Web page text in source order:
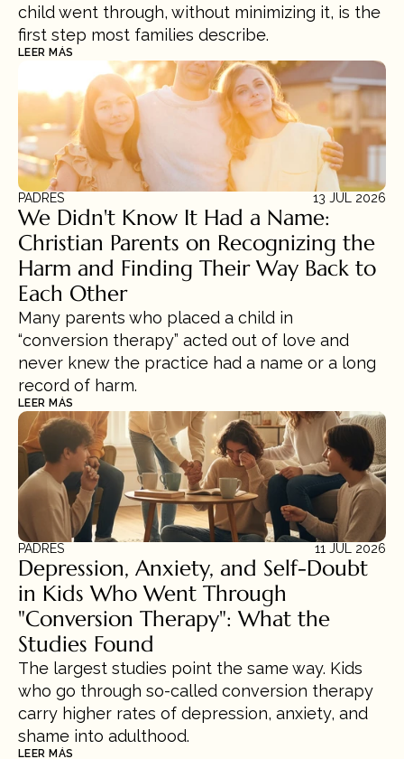
child went through, without minimizing it, is the
first step most families describe.
LEER MÁS
PADRES 13 JUL 2026
We Didn't Know It Had a Name:
Christian Parents on Recognizing the
Harm and Finding Their Way Back to
Each Other
Many parents who placed a child in
“conversion therapy” acted out of love and
never knew the practice had a name or a long
record of harm.
LEER MÁS
PADRES 11 JUL 2026
Depression, Anxiety, and Self-Doubt
in Kids Who Went Through
"Conversion Therapy": What the
Studies Found
The largest studies point the same way. Kids
who go through so-called conversion therapy
carry higher rates of depression, anxiety, and
shame into adulthood.
LEER MÁS